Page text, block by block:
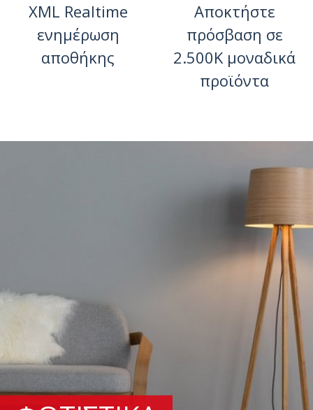
XML Realtime
ενημέρωση
αποθήκης
Αποκτήστε
πρόσβαση σε
2.500K μοναδικά
προϊόντα